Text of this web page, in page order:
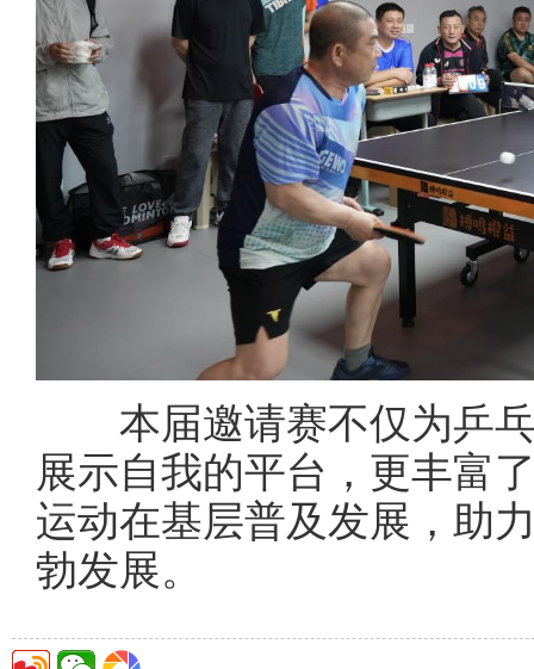
本届邀请赛不仅为乒乓
展示自我的平台，更丰富
运动在基层普及发展，助
勃发展。